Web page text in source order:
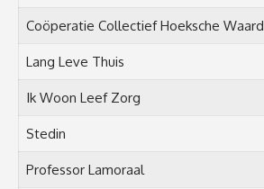
Coöperatie Collectief Hoeksche Waard
Lang Leve Thuis
Ik Woon Leef Zorg
Stedin
Professor Lamoraal